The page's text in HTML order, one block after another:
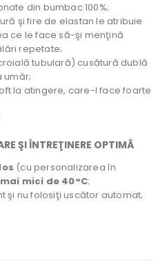
din bumbac 100%;
şi fire de elastan le atribuie
ce le face să-şi menţină
repetate;
tubulară) cusătură dublă
umăr;
la atingere, care-l face foarte
ŞI ÎNTREŢINERE OPTIMĂ
(cu personalizarea în
mai mici de 40°C;
şi nu folosiţi uscător automat;